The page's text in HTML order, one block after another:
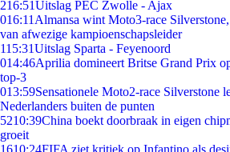
216:51Uitslag PEC Zwolle - Ajax
016:11 Almansa wint Moto3-race
van afwezige kampioenschapsleider
115:31Uitslag Sparta - Feyenoord
014:46Aprilia domineert Britse Grand Prix
top-3
013:59Sensationele Moto2-race Silverstone
Nederlanders buiten de punten
5210:39China boekt doorbraak in eigen
groeit
1610:24FIFA ziet kritiek op Infantino als